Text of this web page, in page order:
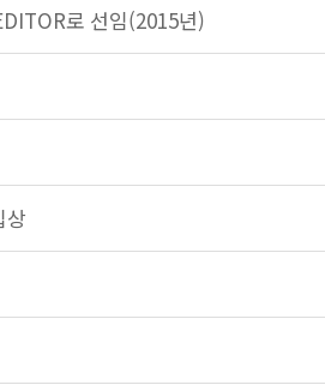
로 선임(2015년)
상